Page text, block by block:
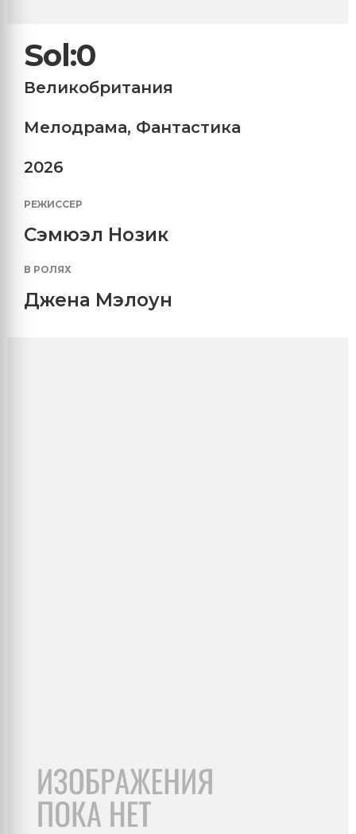
Sol:0
Великобритания
Мелодрама, Фантастика
2026
РЕЖИССЕР
Сэмюэл Нозик
В РОЛЯХ
Джена Мэлоун